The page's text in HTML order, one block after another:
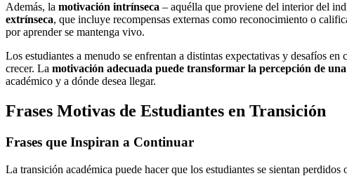
Además, la motivación intrínseca – aquélla que proviene del interior del
extrínseca, que incluye recompensas externas como reconocimiento o
por aprender se mantenga vivo.
Los estudiantes a menudo se enfrentan a distintas expectativas y desafíos
crecer. La motivación adecuada puede transformar la percepción de
académico y a dónde desea llegar.
Frases Motivas de Estudiantes en Transición
Frases que Inspiran a Continuar
La transición académica puede hacer que los estudiantes se sientan